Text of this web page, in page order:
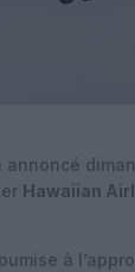
annoncé
Hawaiian
à